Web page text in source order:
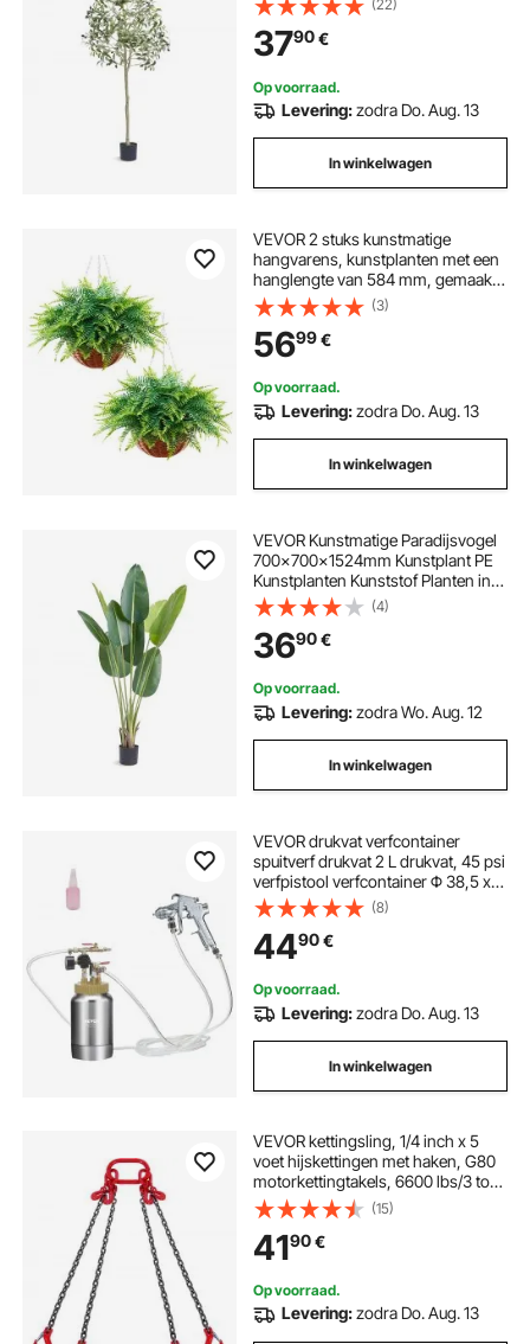
Waterdicht Ideaal voor Decoratie
van Slaapkamer Studeerkamer
Woonkamer
(22)
3790€
Op voorraad.
Levering:zodra Do. Aug. 13
In winkelwagen
VEVOR 2 stuks kunstmatige
hangvarens, kunstplanten met een
hanglengte van 584 mm, gemaakt
van plastic en zijde, UV-bestendige
kunstmatige Bostonvarens met pot
voor huis, tuin, balkon en
kantoordecoratie.
(3)
5699€
Op voorraad.
Levering:zodra Do. Aug. 13
In winkelwagen
VEVOR Kunstmatige Paradijsvogel
700x700x1524mm Kunstplant PE
Kunstplanten Kunststof Planten in
Pot Kunstbloem Geurloos
Waterdicht Ideale Decoratie voor
Slaapkamer Studeerkamer
Woonkamer
(4)
3690€
Op voorraad.
Levering:zodra Wo. Aug. 12
In winkelwagen
VEVOR drukvat verfcontainer
spuitverf drukvat 2 L drukvat, 45 psi
verfpistool verfcontainer Φ 38,5 x
12,6 c spuitverf drukvat tank
verfcontainer verfspuitpistolen
lakken, beitsen
(8)
4490€
Op voorraad.
Levering:zodra Do. Aug. 13
In winkelwagen
VEVOR kettingsling, 1/4 inch x 5
voet hijskettingen met haken, G80
motorkettingtakels, 6600 lbs/3 ton
hijskettingen voor motortakels,
motorhijsketting met 4-poots
grijphaken en afstellers
(15)
4190€
Op voorraad.
Levering:zodra Do. Aug. 13